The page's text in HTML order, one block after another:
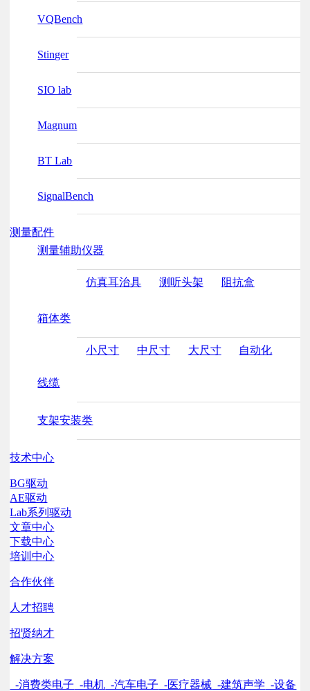
VQBench
Stinger
SIO lab
Magnum
BT Lab
SignalBench
测量配件
测量辅助仪器
仿真耳治具 测听头架 阻抗盒
箱体类
小尺寸 中尺寸 大尺寸 自动化
线缆
支架安装类
技术中心
BG驱动
AE驱动
Lab系列驱动
文章中心
下载中心
培训中心
合作伙伴
人才招聘
招贤纳才
解决方案
-消费类电子 -电机 -汽车电子 -医疗器械 -建筑声学 -设备